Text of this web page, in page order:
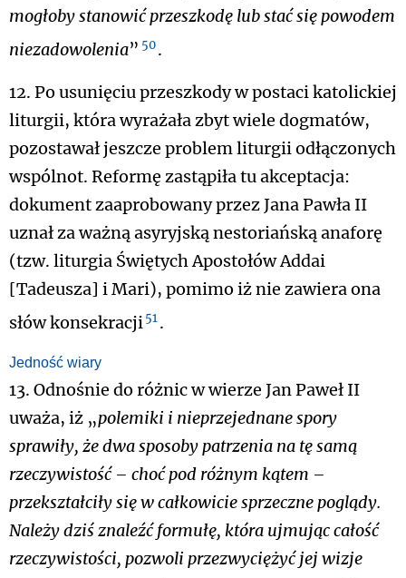
mogłoby stanowić przeszkodę lub stać się powodem
niezadowolenia” 50.
12. Po usunięciu przeszkody w postaci katolickiej
liturgii, która wyrażała zbyt wiele dogmatów,
pozostawał jeszcze problem liturgii odłączonych
wspólnot. Reformę zastąpiła tu akceptacja:
dokument zaaprobowany przez Jana Pawła II
uznał za ważną asyryjską nestoriańską anaforę
(tzw. liturgia Świętych Apostołów Addai
[Tadeusza] i Mari), pomimo iż nie zawiera ona
słów konsekracji51 .
Jedność wiary
13. Odnośnie do różnic w wierze Jan Paweł II
uważa, iż „polemiki i nieprzejednane spory
sprawiły, że dwa sposoby patrzenia na tę samą
rzeczywistość – choć pod różnym kątem –
przekształciły się w całkowicie sprzeczne poglądy.
Należy dziś znaleźć formułę, która ujmując całość
rzeczywistości, pozwoli przezwyciężyć jej wizje